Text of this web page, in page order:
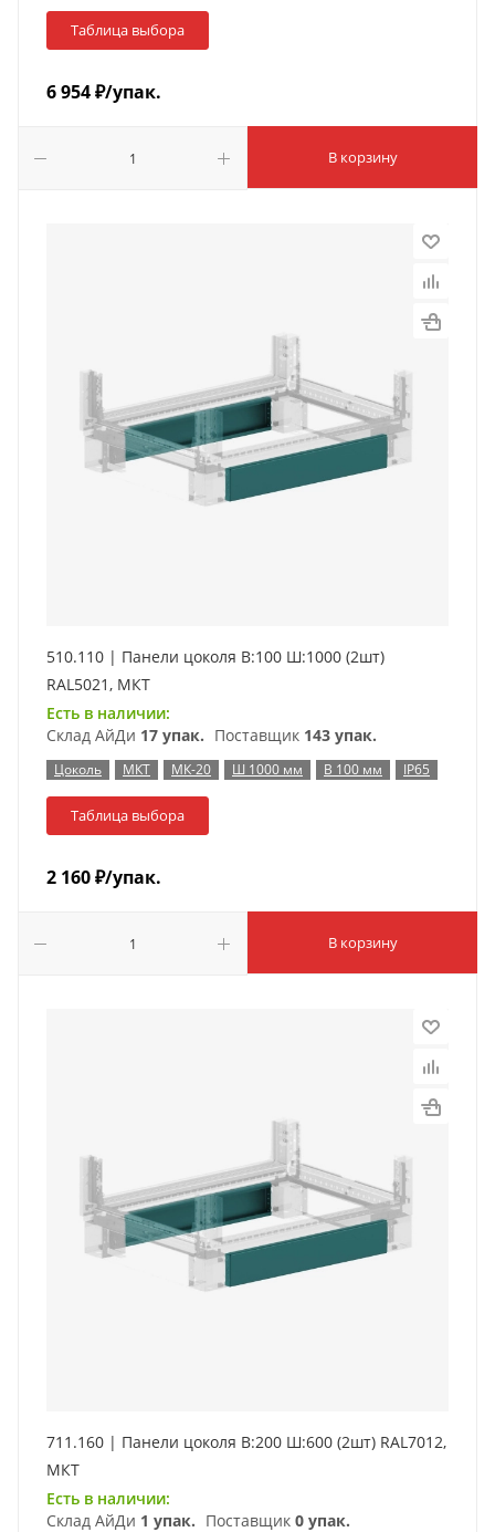
Таблица выбора
6 954₽/упак.
В корзину
510.110 | Панели цоколя В:100 Ш:1000 (2шт)
RAL5021, МКТ
Есть в наличии:
Склад АйДи 17 упак. Поставщик 143 упак.
Цоколь МКТ МК-20 Ш 1000 мм В 100 мм IP65
Таблица выбора
2 160₽/упак.
В корзину
711.160 | Панели цоколя В:200 Ш:600 (2шт) RAL7012,
МКТ
Есть в наличии:
Склад АйДи 1 упак. Поставщик 0 упак.